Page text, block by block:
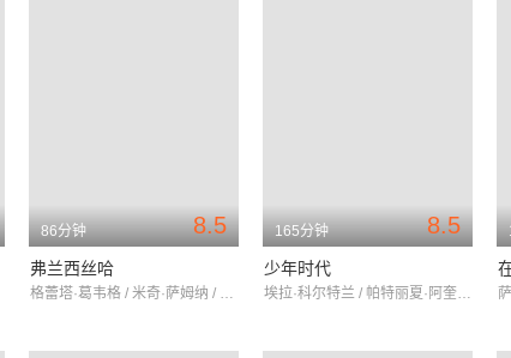
8.5
86分钟
弗兰西丝哈
格蕾塔·葛韦格 / 米奇·萨姆纳 / 迈克尔·埃斯佩尔
8.5
165分钟
少年时代
埃拉·科尔特兰 / 帕特丽夏·阿奎特 / 伊桑·霍克